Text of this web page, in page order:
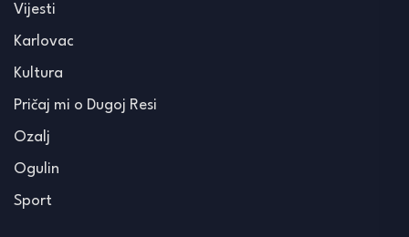
Vijesti
Karlovac
Kultura
Pričaj mi o Dugoj Resi
Ozalj
Ogulin
Sport